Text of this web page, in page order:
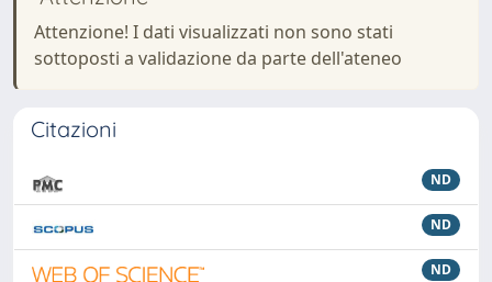
Attenzione! I dati visualizzati non sono stati
sottoposti a validazione da parte dell'ateneo
Citazioni
ND
ND
ND